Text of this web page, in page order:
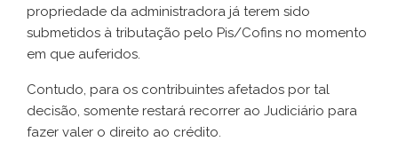
propriedade da administradora já terem sido
submetidos à tributação pelo Pis/Cofins no momento
em que auferidos.
Contudo, para os contribuintes afetados por tal
decisão, somente restará recorrer ao Judiciário para
fazer valer o direito ao crédito.